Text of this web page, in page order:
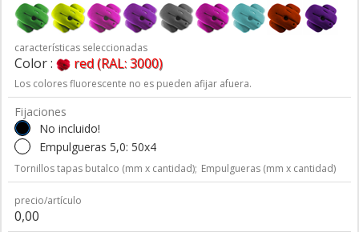
características seleccionadas
Color : red (RAL: 3000)
Los colores fluorescente no es pueden afijar afuera.
Fijaciones
No incluido!
Empulgueras 5,0: 50x4
Tornillos tapas butalco (mm x cantidad); Empulgueras (mm x cantidad)
precio/artículo
0,00